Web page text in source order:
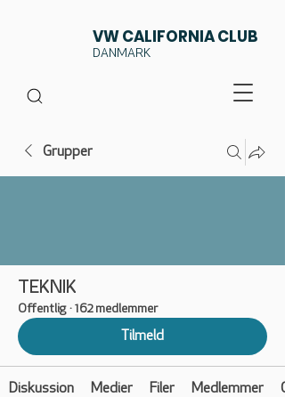
VW CALIFORNIA CLUB
DANMARK
Grupper
TEKNIK
Offentlig · 162 medlemmer
Tilmeld
Diskussion Medier Filer Medlemmer